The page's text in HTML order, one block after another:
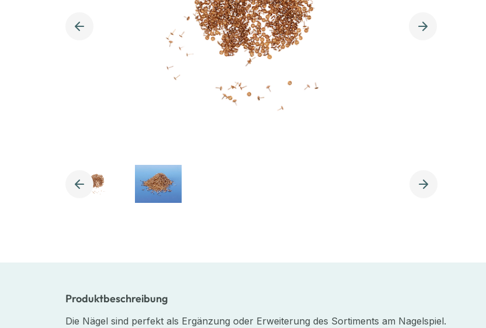
Produktbeschreibung
Die Nägel sind perfekt als Ergänzung oder Erweiterung des Sortiments am Nagelspiel.